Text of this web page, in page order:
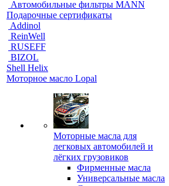
Автомобильные фильтры MANN
Подарочные сертификаты
Addinol
ReinWell
RUSEFF
BIZOL
Shell Helix
Моторное масло Lopal
Моторные масла для
легковых автомобилей и
лёгких грузовиков
Фирменные масла
Универсальные масла